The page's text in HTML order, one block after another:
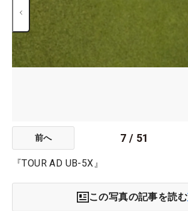
前へ 7 / 51
『TOUR AD UB-5X』
この写真の記事を読む